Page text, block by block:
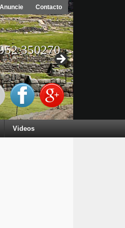
Anuncie Contacto
350270
Videos